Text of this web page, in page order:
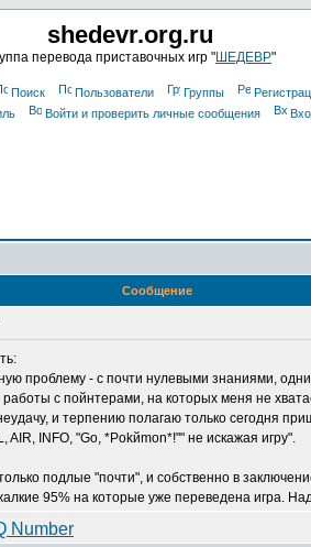
shedevr.org.ru
перевода приставочных игр "ШЕДЕВР"
Поиск Пользователи Группы
Войти и проверить личные сообщения
Сообщение
проблему - с почти нулевыми знаниями,
с пойнтерами, на которых меня не
и терпению полагаю только сегодня
INFO, "Go, *Pokйmon*!"" не искажая игру".
подлые "почти", и собственно в
95% на которые уже переведена игра.